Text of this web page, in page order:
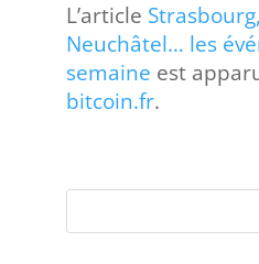
L’article
Neuchâtel… les
semaine est
bitcoin.fr.